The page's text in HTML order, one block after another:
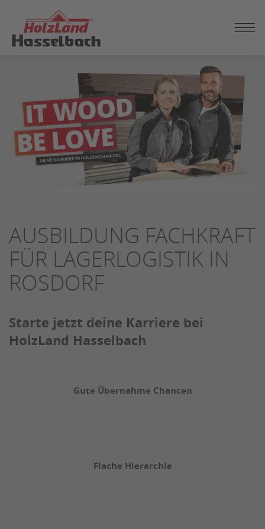
AUSBILDUNG FACHKRAFT
FÜR LAGERLOGISTIK IN
ROSDORF
Starte jetzt deine Karriere bei
HolzLand Hasselbach
Gute Übernahme Chancen
Flache Hierarchie